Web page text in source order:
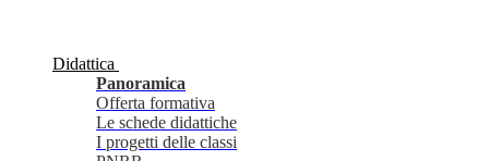
Didattica
Panoramica
Offerta formativa
Le schede didattiche
I progetti delle classi